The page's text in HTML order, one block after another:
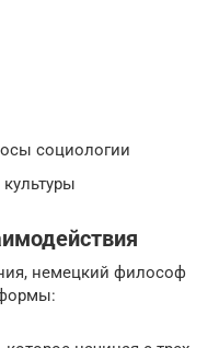
социологии
немецкий философ